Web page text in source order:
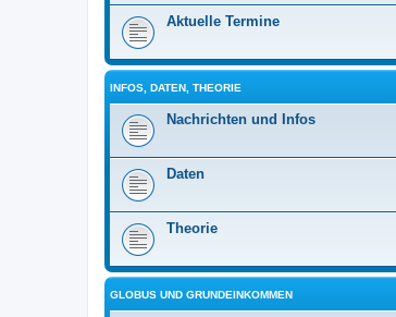
Aktuelle Termine
INFOS, DATEN, THEORIE
Nachrichten und Infos
Daten
Theorie
GLOBUS UND GRUNDEINKOMMEN